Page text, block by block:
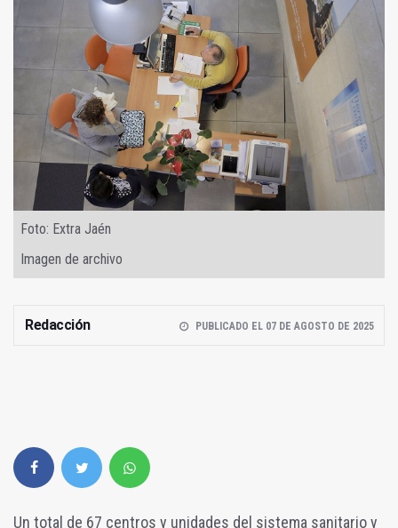
Foto: Extra Jaén
Imagen de archivo
Redacción PUBLICADO EL 07 DE AGOSTO DE 2025
Un total de 67 centros y unidades del sistema sanitario y